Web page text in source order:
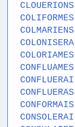
CLOUERIONS
COLIFORMES
COLMARIENS
COLONISERA
COLORIAMES
CONFLUAMES
CONFLUERAI
CONFLUERAS
CONFORMAIS
CONSOLERAI